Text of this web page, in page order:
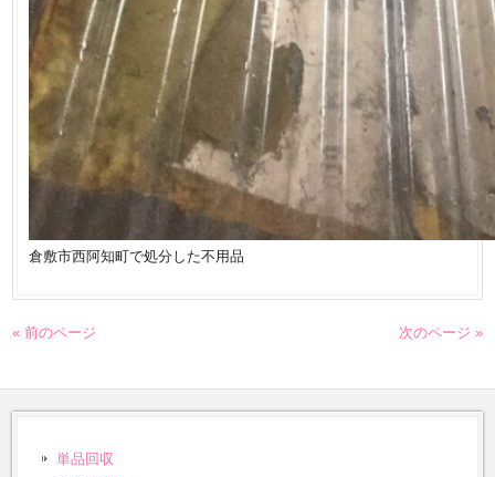
倉敷市西阿知町で処分した不用品
« 前のページ 次のページ »
単品回収